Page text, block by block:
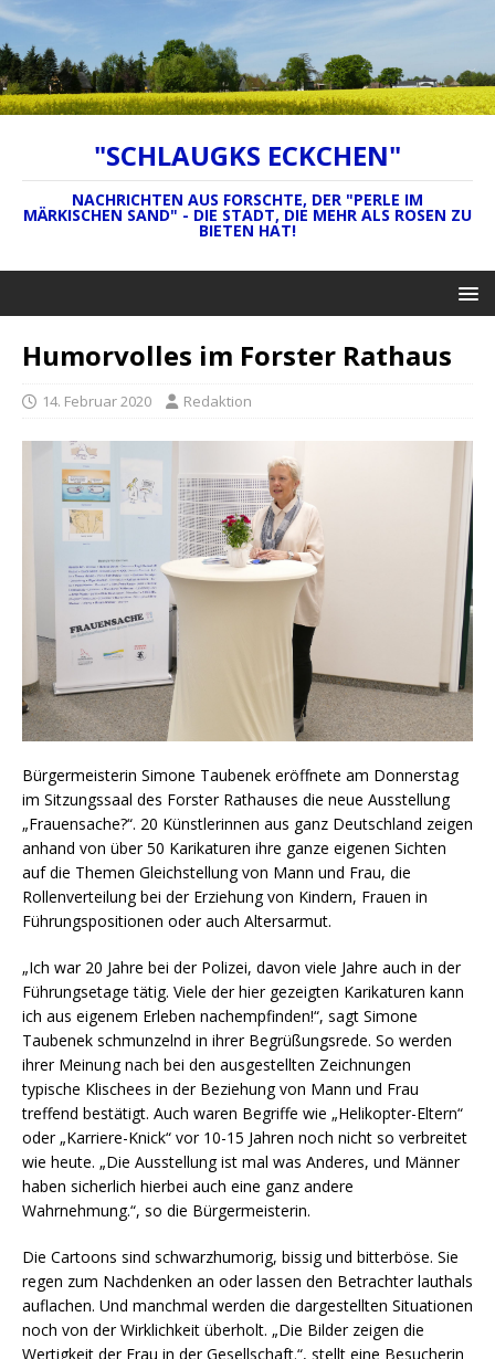
"SCHLAUGKS ECKCHEN"
NACHRICHTEN AUS FORSCHTE, DER "PERLE IM
MÄRKISCHEN SAND" - DIE STADT, DIE MEHR ALS ROSEN ZU
BIETEN HAT!
Humorvolles im Forster Rathaus
14. Februar 2020 Redaktion
Bürgermeisterin Simone Taubenek eröffnete am Donnerstag
im Sitzungssaal des Forster Rathauses die neue Ausstellung
„Frauensache?“. 20 Künstlerinnen aus ganz Deutschland zeigen
anhand von über 50 Karikaturen ihre ganze eigenen Sichten
auf die Themen Gleichstellung von Mann und Frau, die
Rollenverteilung bei der Erziehung von Kindern, Frauen in
Führungspositionen oder auch Altersarmut.
„Ich war 20 Jahre bei der Polizei, davon viele Jahre auch in der
Führungsetage tätig. Viele der hier gezeigten Karikaturen kann
ich aus eigenem Erleben nachempfinden!“, sagt Simone
Taubenek schmunzelnd in ihrer Begrüßungsrede. So werden
ihrer Meinung nach bei den ausgestellten Zeichnungen
typische Klischees in der Beziehung von Mann und Frau
treffend bestätigt. Auch waren Begriffe wie „Helikopter-Eltern“
oder „Karriere-Knick“ vor 10-15 Jahren noch nicht so verbreitet
wie heute. „Die Ausstellung ist mal was Anderes, und Männer
haben sicherlich hierbei auch eine ganz andere
Wahrnehmung.“, so die Bürgermeisterin.
Die Cartoons sind schwarzhumorig, bissig und bitterböse. Sie
regen zum Nachdenken an oder lassen den Betrachter lauthals
auflachen. Und manchmal werden die dargestellten Situationen
noch von der Wirklichkeit überholt. „Die Bilder zeigen die
Wertigkeit der Frau in der Gesellschaft.“, stellt eine Besucherin